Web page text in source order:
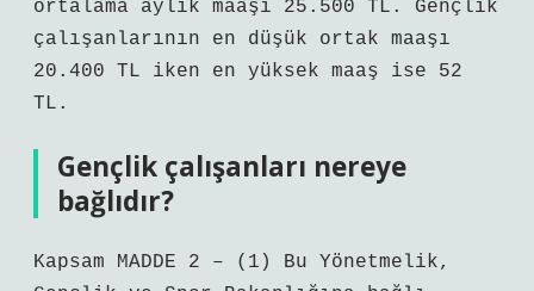
ortalama aylık maaşı 25.500 TL. Gençlik
çalışanlarının en düşük ortak maaşı
20.400 TL iken en yüksek maaş ise 52
TL.
Gençlik çalışanları nereye
bağlıdır?
Kapsam MADDE 2 – (1) Bu Yönetmelik,